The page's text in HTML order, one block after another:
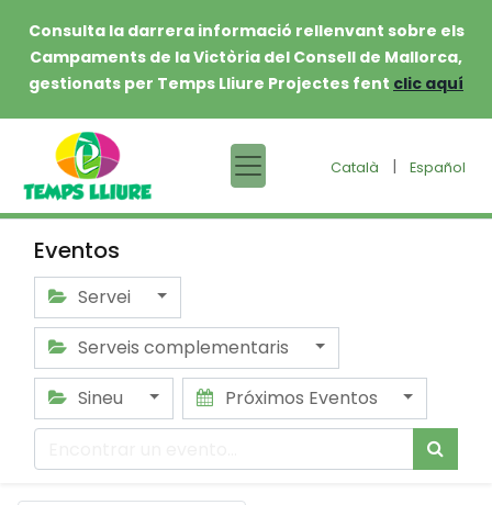
Consulta la darrera informació rellenvant sobre els
Campaments de la Victòria del Consell de Mallorca,
gestionats per Temps Lliure Projectes fent clic aquí
Català | Español
Eventos
Servei
Serveis complementaris
Sineu
Próximos Eventos